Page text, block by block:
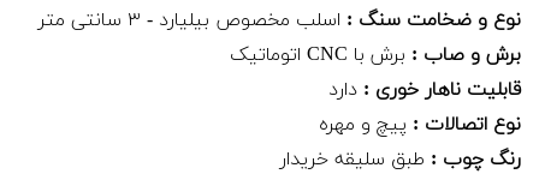
نوع و ضخامت سنگ : اسلب مخصوص بیلیارد - ۳ سانتی متر
برش و صاب : برش با CNC اتوماتیک
قابلیت ناهار خوری : دارد
نوع اتصالات : پیچ و مهره
رنگ چوب : طبق سلیقه خریدار